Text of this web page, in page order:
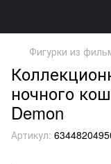
Фигурки из
ночного
Demon
Артикул: